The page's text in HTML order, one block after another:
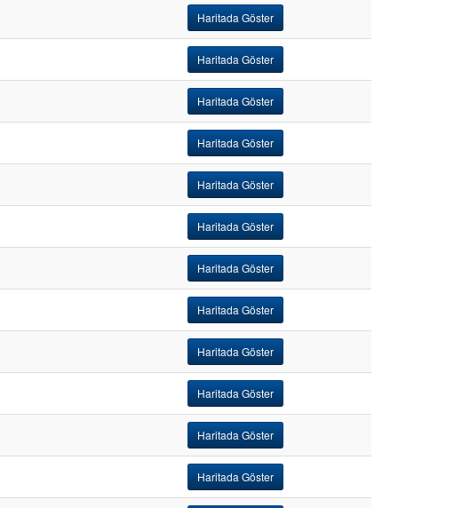
Haritada Göster
Haritada Göster
Haritada Göster
Haritada Göster
Haritada Göster
Haritada Göster
Haritada Göster
Haritada Göster
Haritada Göster
Haritada Göster
Haritada Göster
Haritada Göster